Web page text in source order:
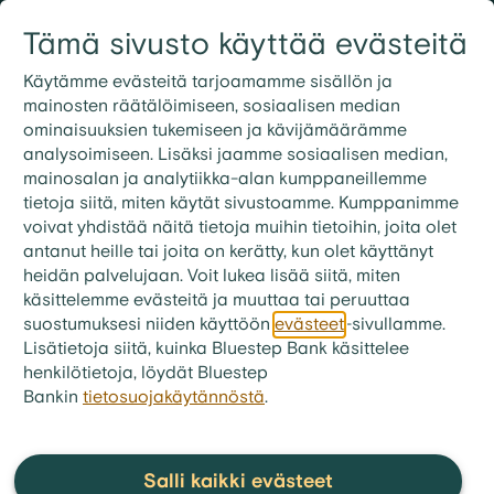
Tämä sivusto käyttää evästeitä
Käytämme evästeitä tarjoamamme sisällön ja
mainosten räätälöimiseen, sosiaalisen median
ominaisuuksien tukemiseen ja kävijämäärämme
analysoimiseen. Lisäksi jaamme sosiaalisen median,
mainosalan ja analytiikka-alan kumppaneillemme
tietoja siitä, miten käytät sivustoamme. Kumppanimme
voivat yhdistää näitä tietoja muihin tietoihin, joita olet
antanut heille tai joita on kerätty, kun olet käyttänyt
heidän palvelujaan. Voit lukea lisää siitä, miten
käsittelemme evästeitä ja muuttaa tai peruuttaa
suostumuksesi niiden käyttöön evästeet-sivullamme.
Lisätietoja siitä, kuinka Bluestep Bank käsittelee
henkilötietoja, löydät Bluestep
Bankin tietosuojakäytännöstä.
Salli kaikki evästeet
09 3158 7600
bluestep.fi > Talousvinkit >
Paljonko voit säästää